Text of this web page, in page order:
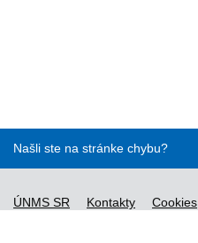
Našli ste na stránke chybu?
ÚNMS SR Kontakty Cookies